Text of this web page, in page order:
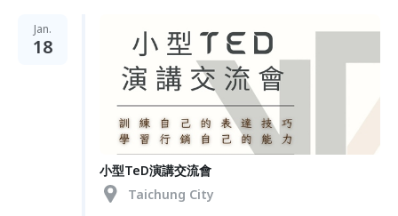
Jan.
18
小型TeD演講交流會
Taichung City